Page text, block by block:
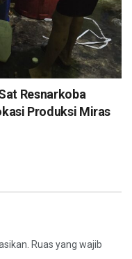
Resnarkoba
Produksi Miras
Ruas yang wajib